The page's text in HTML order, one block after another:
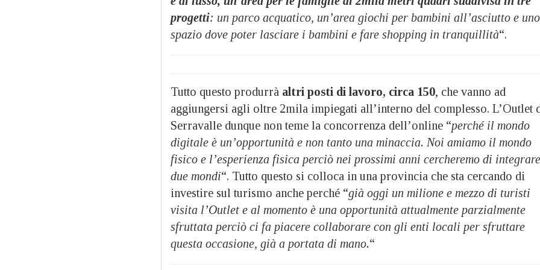
progetti: un parco acquatico, un’area giochi per bambini all’asciutto e uno
spazio dove poter lasciare i bambini e fare shopping in tranquillità“.
Tutto questo produrrà altri posti di lavoro, circa 150, che vanno ad
aggiungersi agli oltre 2mila impiegati all’interno del complesso. L’Outlet
Serravalle dunque non teme la concorrenza dell’online “perché il mondo
digitale è un’opportunità e non tanto una minaccia. Noi amiamo il mondo
fisico e l’esperienza fisica perciò nei prossimi anni cercheremo di
due mondi“. Tutto questo si colloca in una provincia che sta cercando di
investire sul turismo anche perché “già oggi un milione e mezzo di turisti
visita l’Outlet e al momento è una opportunità attualmente parzialmente
sfruttata perciò ci fa piacere collaborare con gli enti locali per sfruttare
questa occasione, già a portata di mano.“